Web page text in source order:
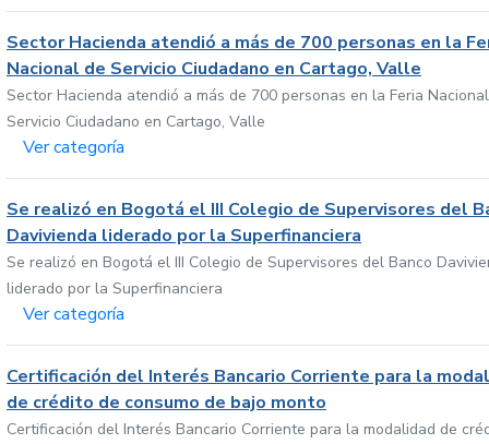
Sector Hacienda atendió a más de 700 personas en la
Nacional de Servicio Ciudadano en Cartago, Valle
Sector Hacienda atendió a más de 700 personas en la Feria
Servicio Ciudadano en Cartago, Valle
Ver categoría
Se realizó en Bogotá el III Colegio de Supervisores del
Davivienda liderado por la Superfinanciera
Se realizó en Bogotá el III Colegio de Supervisores del Banco
liderado por la Superfinanciera
Ver categoría
Certificación del Interés Bancario Corriente para la
de crédito de consumo de bajo monto
Certificación del Interés Bancario Corriente para la modalidad de